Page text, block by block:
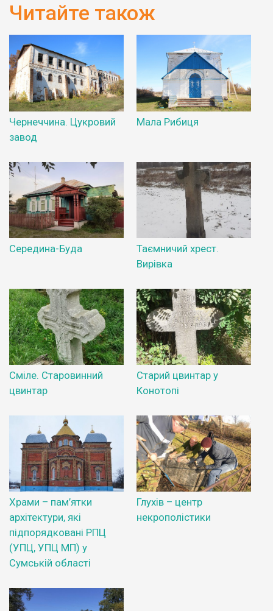
Читайте також
Чернеччина. Цукровий
завод
Мала Рибиця
Середина-Буда
Таємничий хрест.
Вирівка
Сміле. Старовинний
цвинтар
Старий цвинтар у
Конотопі
Храми – пам’ятки
архітектури, які
підпорядковані РПЦ
(УПЦ, УПЦ МП) у
Сумській області
Глухів – центр
некрополістики